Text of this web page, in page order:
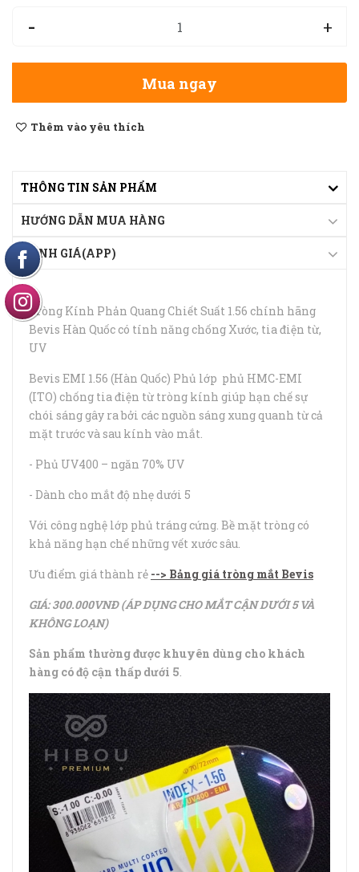
- +
Mua ngay
Thêm vào yêu thích
THÔNG TIN SẢN PHẨM
HƯỚNG DẪN MUA HÀNG
ĐÁNH GIÁ(APP)
Tròng Kính Phản Quang Chiết Suất 1.56 chính hãng
Bevis Hàn Quốc có tính năng chống Xước, tia điện từ,
UV
Bevis EMI 1.56 (Hàn Quốc) Phủ lớp phủ HMC-EMI
(ITO) chống tia điện từ tròng kính giúp hạn chế sự
chói sáng gây ra bởi các nguồn sáng xung quanh từ cả
mặt trước và sau kính vào mắt.
- Phủ UV400 – ngăn 70% UV
- Dành cho mắt độ nhẹ dưới 5
Với công nghệ lớp phủ tráng cứng. Bề mặt tròng có
khả năng hạn chế những vết xước sâu.
Ưu điểm giá thành rẻ --> Bảng giá tròng mắt Bevis
GIÁ: 300.000VNĐ (ÁP DỤNG CHO MẮT CẬN DƯỚI 5 VÀ
KHÔNG LOẠN)
Sản phẩm thường được khuyên dùng cho khách
hàng có độ cận thấp dưới 5.